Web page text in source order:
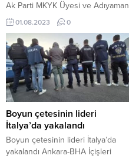
Ak Parti MKYK Üyesi ve Adıyaman
Milletvekili Resul Kurt
Adıyamanımız için Projelerimiz
devam etmektedir
01.08.2023 0
Boyun çetesinin lideri
İtalya’da yakalandı
Boyun çetesinin lideri İtalya’da
yakalandı Ankara-BHA İçişleri